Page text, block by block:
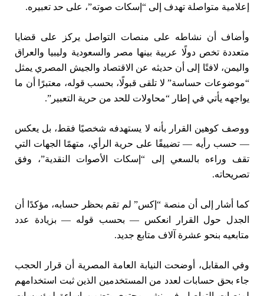
إعلامية متواصلة تهدف إلى “إسكات صوته”، على حد تعبيره.
وأضاف أن نشاطه على منصات التواصل يركز على قضايا
متعددة تخص دولًا عربية بينها مصر والسعودية وليبيا والعراق
واليمن، لافتًا إلى أن حديثه عن الاقتصاد والجيش المصري يمثل
“موضوعات حساسة” لا تلقى قبولًا، بحسب قوله، معتبرًا أن ما
يواجهه يأتي في إطار “محاولات للحد من حرية التعبير”.
ووصف كوهين القرار بأنه لا يستهدفه شخصيًا فقط، بل يعكس
— حسب رأيه — تضييقًا على حرية الرأي، متهمًا الجهات التي
تقف وراءه بالسعي إلى “إسكات الأصوات النقدية”، وفق
تصريحاته.
كما أشار إلى أن منصة “إكس” لم تقم بحظر حسابه، مؤكدًا أن
الجدل حول القرار انعكس — بحسب قوله — بزيادة عدد
متابعيه بنحو عشرة آلاف متابع جديد.
وفي المقابل، أوضحت النيابة العامة المصرية أن قرار الحجب
جاء بحق حسابات لعدد من المستخدمين الذين ثبت استخدامهم